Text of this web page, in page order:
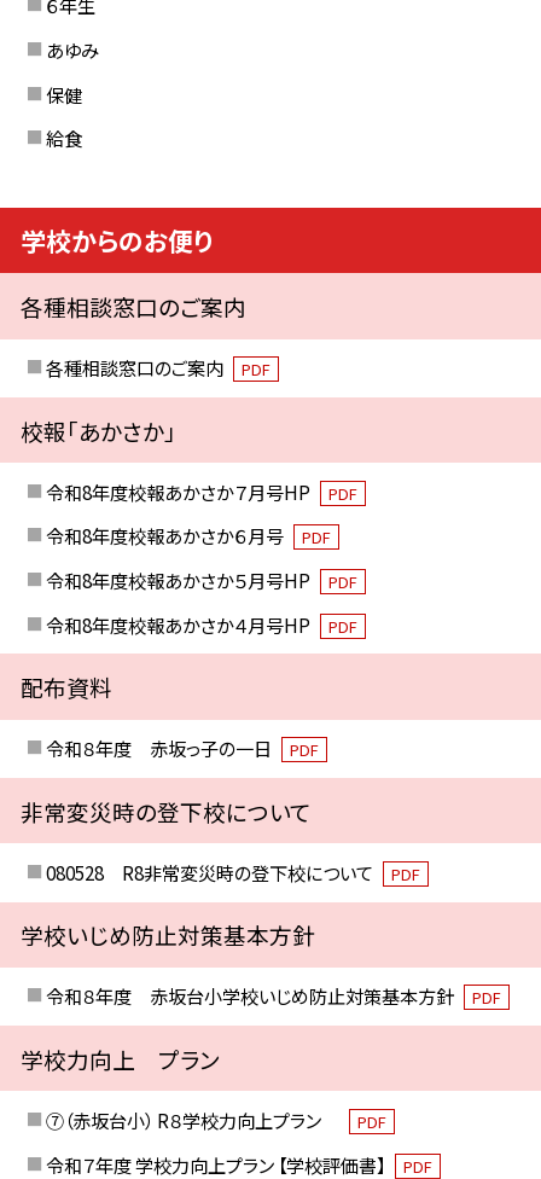
あゆみ
保健
給食
学校からのお便り
各種相談窓口のご案内
各種相談窓口のご案内 PDF
校報「あかさか」
令和8年度校報あかさか７月号HP PDF
令和8年度校報あかさか６月号 PDF
令和8年度校報あかさか５月号HP PDF
令和8年度校報あかさか４月号HP PDF
配布資料
令和８年度 赤坂っ子の一日 PDF
非常変災時の登下校について
080528 R8非常変災時の登下校について PDF
学校いじめ防止対策基本方針
令和８年度 赤坂台小学校いじめ防止対策基本方針 PDF
学校力向上 プラン
⑦（赤坂台小） R８学校力向上プラン PDF
令和７年度 学校力向上プラン 【学校評価書】 PDF